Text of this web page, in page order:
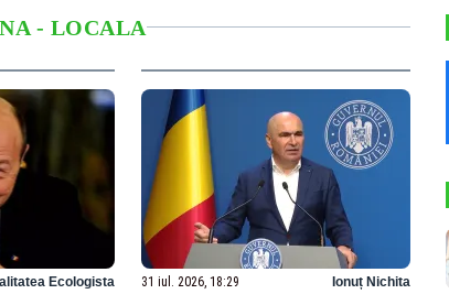
- LOCALA
Ecologista 31 iul. 2026, 18:29 Ionuț Nichita